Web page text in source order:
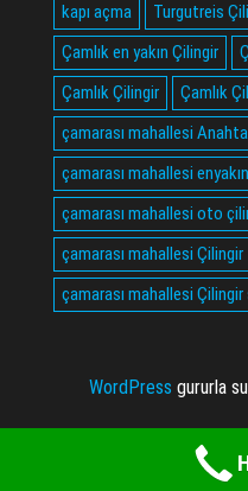
kapı açma
Turgutreis
Çamlık en yakın Çilingir
Çamlık Çilingir
Çamlık
çamarası mahallesi
çamarası mahallesi
çamarası mahallesi oto
çamarası mahallesi Çilingir
çamarası mahallesi Çilingir
WordPress gururla